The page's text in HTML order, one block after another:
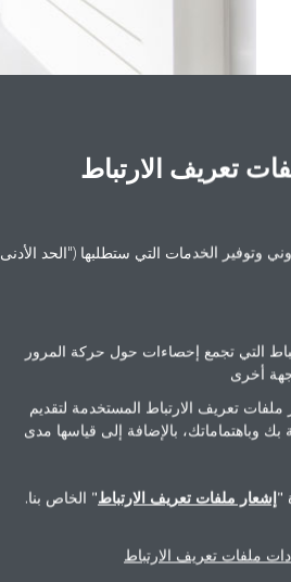
FVRN-A
اقرأ المزيد
تعريف الارتباط
وتوفير الخدمات التي ستطلبها ("الحد الأدنى
التي تجمع إحصاءات حول حركة المرور
أخرى
ملفات تعريف الارتباط المستخدمة لتقديم
وباهتماماتك، بالإضافة إلى قياسها مدى
"إشعار ملفات تعريف الارتباط" الخاص بنا.
ملفات تعريف الارتباط